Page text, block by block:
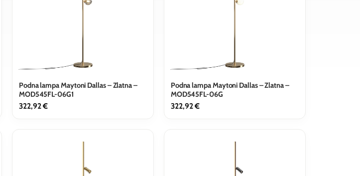
Podna lampa Maytoni Dallas – Zlatna –
MOD545FL-06G1
322,92€
Podna lampa Maytoni Dallas – Zlatna –
MOD545FL-06G
322,92€